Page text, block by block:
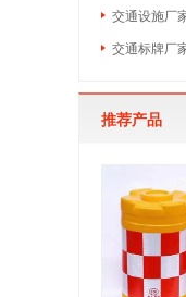
交通设施厂
交通标牌厂
推荐产品